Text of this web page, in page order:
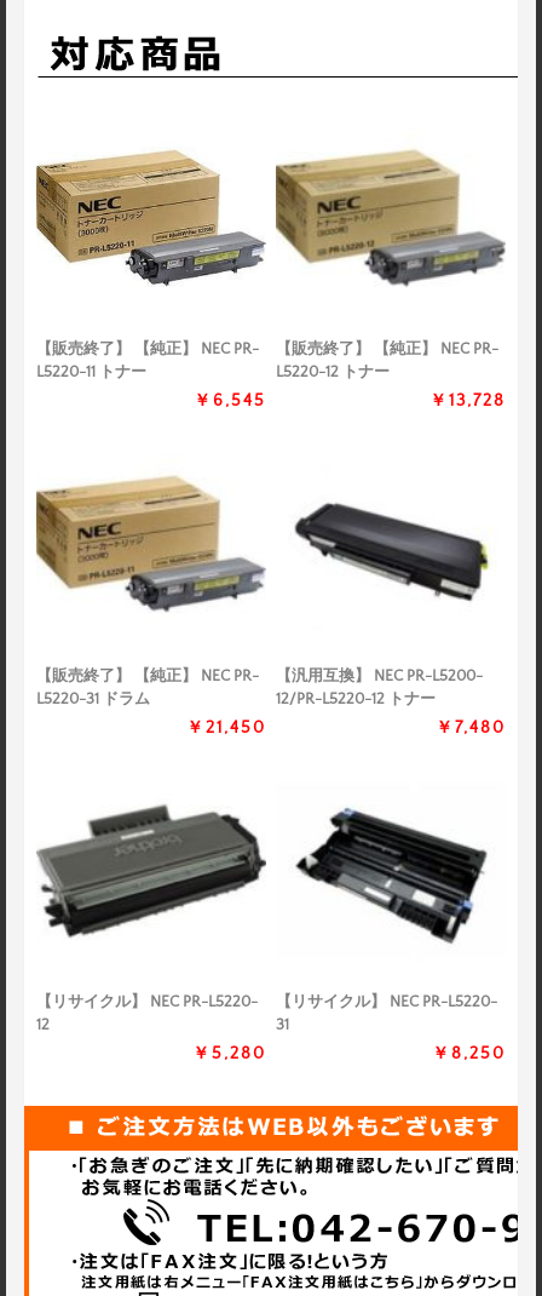
【販売終了】 【純正】 NEC PR-
L5220-11 トナー
￥6,545
【販売終了】 【純正】 NEC PR-
L5220-12 トナー
￥13,728
【販売終了】 【純正】 NEC PR-
L5220-31 ドラム
￥21,450
【汎用互換】 NEC PR-L5200-
12/PR-L5220-12 トナー
￥7,480
【リサイクル】 NEC PR-L5220-
12
￥5,280
【リサイクル】 NEC PR-L5220-
31
￥8,250